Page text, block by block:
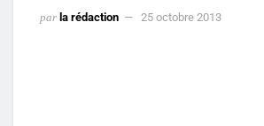
par la rédaction 25 octobre 2013